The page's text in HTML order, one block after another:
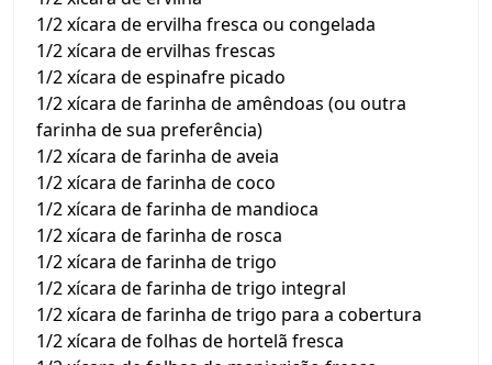
1/2 xícara de ervilha fresca ou congelada
1/2 xícara de ervilhas frescas
1/2 xícara de espinafre picado
1/2 xícara de farinha de amêndoas (ou outra
farinha de sua preferência)
1/2 xícara de farinha de aveia
1/2 xícara de farinha de coco
1/2 xícara de farinha de mandioca
1/2 xícara de farinha de rosca
1/2 xícara de farinha de trigo
1/2 xícara de farinha de trigo integral
1/2 xícara de farinha de trigo para a cobertura
1/2 xícara de folhas de hortelã fresca